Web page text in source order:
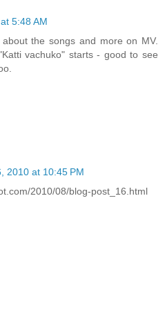
5:48 AM
the songs and more on MV.
vachuko" starts - good to see
2010 at 10:45 PM
2010/08/blog-post_16.html